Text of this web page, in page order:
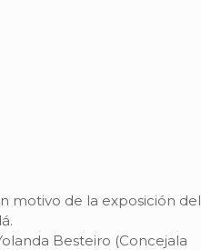
motivo de la exposición del
Besteiro (Concejala